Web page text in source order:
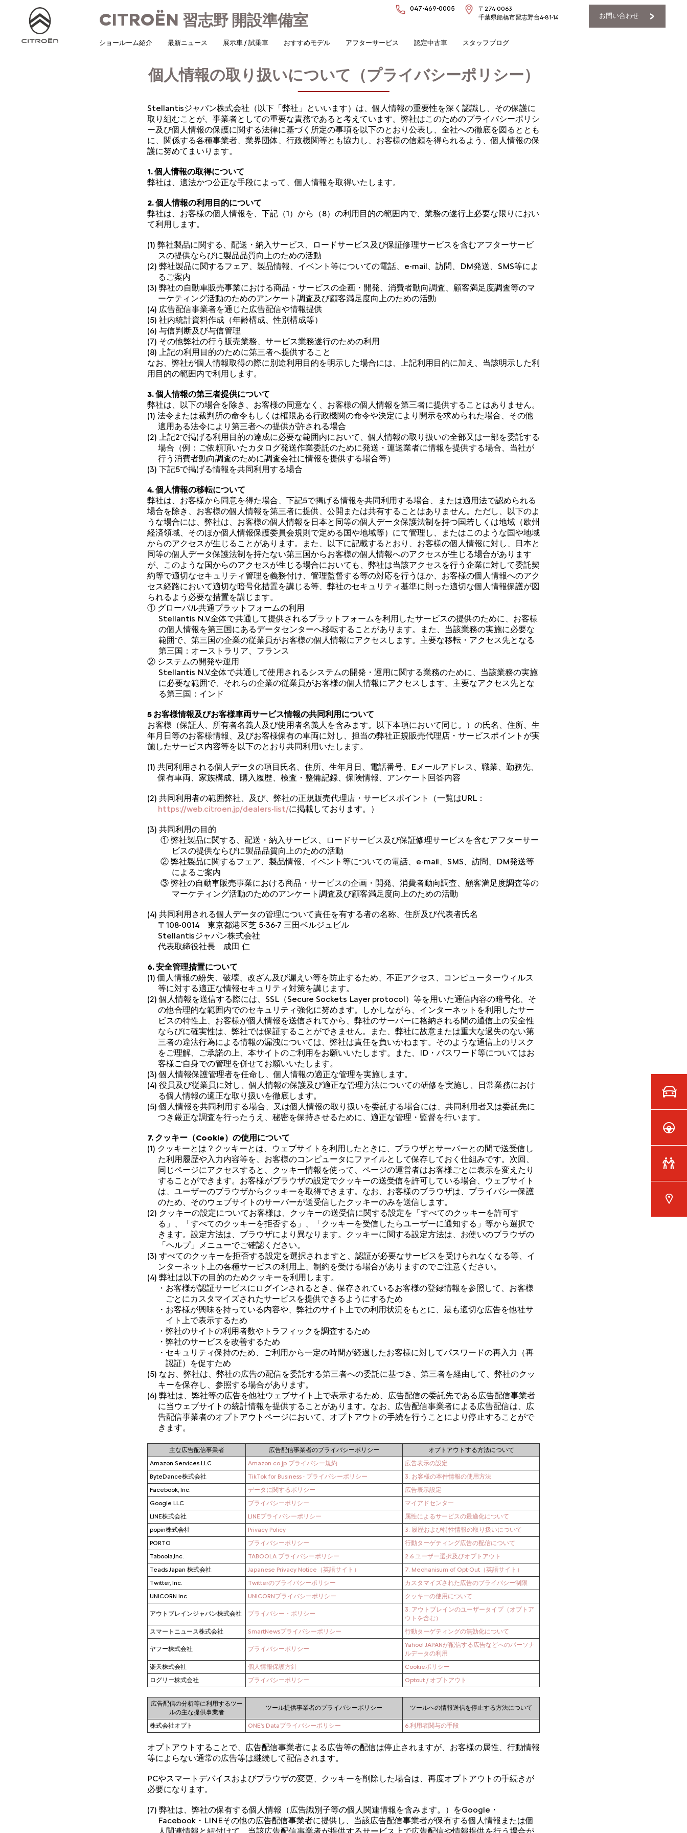
CITROËN 習志野 開設準備室
047-469-0005
〒274-0063
千葉県船橋市習志野台4-81-14
お問い合わせ
ショールーム紹介 最新ニュース 展示車 / 試乗車 おすすめモデル アフターサービス 認定中古車 スタッフブログ
個人情報の取り扱いについて（プライバシーポリシー）
Stellantisジャパン株式会社（以下「弊社」といいます）は、個人情報の重要性を深く認識し、その保護に
取り組むことが、事業者としての重要な責務であると考えています。弊社はこのためのプライバシーポリシ
ー及び個人情報の保護に関する法律に基づく所定の事項を以下のとおり公表し、全社への徹底を図るととも
に、関係する各種事業者、業界団体、行政機関等とも協力し、お客様の信頼を得られるよう、個人情報の保
護に努めてまいります。
1. 個人情報の取得について
弊社は、適法かつ公正な手段によって、個人情報を取得いたします。
2. 個人情報の利用目的について
弊社は、お客様の個人情報を、下記（1）から（8）の利用目的の範囲内で、業務の遂行上必要な限りにおい
て利用します。
(1) 弊社製品に関する、配送・納入サービス、ロードサービス及び保証修理サービスを含むアフターサービ
スの提供ならびに製品品質向上のための活動
(2) 弊社製品に関するフェア、製品情報、イベント等についての電話、e-mail、訪問、DM発送、SMS等によ
るご案内
(3) 弊社の自動車販売事業における商品・サービスの企画・開発、消費者動向調査、顧客満足度調査等のマ
ーケティング活動のためのアンケート調査及び顧客満足度向上のための活動
(4) 広告配信事業者を通じた広告配信や情報提供
(5) 社内統計資料作成（年齢構成、性別構成等）
(6) 与信判断及び与信管理
(7) その他弊社の行う販売業務、サービス業務遂行のための利用
(8) 上記の利用目的のために第三者へ提供すること
なお、弊社が個人情報取得の際に別途利用目的を明示した場合には、上記利用目的に加え、当該明示した利
用目的の範囲内で利用します。
3. 個人情報の第三者提供について
弊社は、以下の場合を除き、お客様の同意なく、お客様の個人情報を第三者に提供することはありません。
(1) 法令または裁判所の命令もしくは権限ある行政機関の命令や決定により開示を求められた場合、その他
適用ある法令により第三者への提供が許される場合
(2) 上記2で掲げる利用目的の達成に必要な範囲内において、個人情報の取り扱いの全部又は一部を委託する
場合（例：ご依頼頂いたカタログ発送作業委託のために発送・運送業者に情報を提供する場合、当社が
行う消費者動向調査のために調査会社に情報を提供する場合等）
(3) 下記5で掲げる情報を共同利用する場合
4. 個人情報の移転について
弊社は、お客様から同意を得た場合、下記5で掲げる情報を共同利用する場合、または適用法で認められる
場合を除き、お客様の個人情報を第三者に提供、公開または共有することはありません。ただし、以下のよ
うな場合には、弊社は、お客様の個人情報を日本と同等の個人データ保護法制を持つ国若しくは地域（欧州
経済領域、そのほか個人情報保護委員会規則で定める国や地域等）にて管理し、またはこのような国や地域
からのアクセスが生じることがあります。また、以下に記載するとおり、お客様の個人情報に対し、日本と
同等の個人データ保護法制を持たない第三国からお客様の個人情報へのアクセスが生じる場合があります
が、このような国からのアクセスが生じる場合においても、弊社は当該アクセスを行う企業に対して委託契
約等で適切なセキュリティ管理を義務付け、管理監督する等の対応を行うほか、お客様の個人情報へのアク
セス経路において適切な暗号化措置を講じる等、弊社のセキュリティ基準に則った適切な個人情報保護が図
られるよう必要な措置を講じます。
① グローバル共通プラットフォームの利用
Stellantis N.V.全体で共通して提供されるプラットフォームを利用したサービスの提供のために、お客様
の個人情報を第三国にあるデータセンターへ移転することがあります。また、当該業務の実施に必要な
範囲で、第三国の企業の従業員がお客様の個人情報にアクセスします。主要な移転・アクセス先となる
第三国：オーストラリア、フランス
② システムの開発や運用
Stellantis N.V.全体で共通して使用されるシステムの開発・運用に関する業務のために、当該業務の実施
に必要な範囲で、それらの企業の従業員がお客様の個人情報にアクセスします。主要なアクセス先とな
る第三国：インド
5 お客様情報及びお客様車両サービス情報の共同利用について
お客様（保証人、所有者名義人及び使用者名義人を含みます。以下本項において同じ。）の氏名、住所、生
年月日等のお客様情報、及びお客様保有の車両に対し、担当の弊社正規販売代理店・サービスポイントが実
施したサービス内容等を以下のとおり共同利用いたします。
(1) 共同利用される個人データの項目氏名、住所、生年月日、電話番号、Eメールアドレス、職業、勤務先、
保有車両、家族構成、購入履歴、検査・整備記録、保険情報、アンケート回答内容
(2) 共同利用者の範囲弊社、及び、弊社の正規販売代理店・サービスポイント（一覧はURL：
https://web.citroen.jp/dealers-list/に掲載しております。）
(3) 共同利用の目的
① 弊社製品に関する、配送・納入サービス、ロードサービス及び保証修理サービスを含むアフターサー
ビスの提供ならびに製品品質向上のための活動
② 弊社製品に関するフェア、製品情報、イベント等についての電話、e-mail、SMS、訪問、DM発送等
によるご案内
③ 弊社の自動車販売事業における商品・サービスの企画・開発、消費者動向調査、顧客満足度調査等の
マーケティング活動のためのアンケート調査及び顧客満足度向上のための活動
(4) 共同利用される個人データの管理について責任を有する者の名称、住所及び代表者氏名
〒108-0014 東京都港区芝 5-36-7 三田ベルジュビル
Stellantisジャパン株式会社
代表取締役社長 成田 仁
6. 安全管理措置について
(1) 個人情報の紛失、破壊、改ざん及び漏えい等を防止するため、不正アクセス、コンピューターウィルス
等に対する適正な情報セキュリティ対策を講じます。
(2) 個人情報を送信する際には、SSL（Secure Sockets Layer protocol）等を用いた通信内容の暗号化、そ
の他合理的な範囲内でのセキュリティ強化に努めます。しかしながら、インターネットを利用したサー
ビスの特性上、お客様が個人情報を送信されてから、弊社のサーバーに格納される間の通信上の安全性
ならびに確実性は、弊社では保証することができません。また、弊社に故意または重大な過失のない第
三者の違法行為による情報の漏洩については、弊社は責任を負いかねます。そのような通信上のリスク
をご理解、ご承諾の上、本サイトのご利用をお願いいたします。また、ID・パスワード等についてはお
客様ご自身での管理を併せてお願いいたします。
(3) 個人情報保護管理者を任命し、個人情報の適正な管理を実施します。
(4) 役員及び従業員に対し、個人情報の保護及び適正な管理方法についての研修を実施し、日常業務におけ
る個人情報の適正な取り扱いを徹底します。
(5) 個人情報を共同利用する場合、又は個人情報の取り扱いを委託する場合には、共同利用者又は委託先に
つき厳正な調査を行ったうえ、秘密を保持させるために、適正な管理・監督を行います。
7. クッキー（Cookie）の使用について
(1) クッキーとは？クッキーとは、ウェブサイトを利用したときに、ブラウザとサーバーとの間で送受信し
た利用履歴や入力内容等を、お客様のコンピュータにファイルとして保存しておく仕組みです。次回、
同じページにアクセスすると、クッキー情報を使って、ページの運営者はお客様ごとに表示を変えたり
することができます。お客様がブラウザの設定でクッキーの送受信を許可している場合、ウェブサイト
は、ユーザーのブラウザからクッキーを取得できます。なお、お客様のブラウザは、プライバシー保護
のため、そのウェブサイトのサーバーが送受信したクッキーのみを送信します。
(2) クッキーの設定についてお客様は、クッキーの送受信に関する設定を「すべてのクッキーを許可す
る」、「すべてのクッキーを拒否する」、「クッキーを受信したらユーザーに通知する」等から選択で
きます。設定方法は、ブラウザにより異なります。クッキーに関する設定方法は、お使いのブラウザの
「ヘルプ」メニューでご確認ください。
(3) すべてのクッキーを拒否する設定を選択されますと、認証が必要なサービスを受けられなくなる等、イ
ンターネット上の各種サービスの利用上、制約を受ける場合がありますのでご注意ください。
(4) 弊社は以下の目的のためクッキーを利用します。
・お客様が認証サービスにログインされるとき、保存されているお客様の登録情報を参照して、お客様
ごとにカスタマイズされたサービスを提供できるようにするため
・お客様が興味を持っている内容や、弊社のサイト上での利用状況をもとに、最も適切な広告を他社サ
イト上で表示するため
・弊社のサイトの利用者数やトラフィックを調査するため
・弊社のサービスを改善するため
・セキュリティ保持のため、ご利用から一定の時間が経過したお客様に対してパスワードの再入力（再
認証）を促すため
(5) なお、弊社は、弊社の広告の配信を委託する第三者への委託に基づき、第三者を経由して、弊社のクッ
キーを保存し、参照する場合があります。
(6) 弊社は、弊社等の広告を他社ウェブサイト上で表示するため、広告配信の委託先である広告配信事業者
に当ウェブサイトの統計情報を提供することがあります。なお、広告配信事業者による広告配信は、広
告配信事業者のオプトアウトページにおいて、オプトアウトの手続を行うことにより停止することがで
きます。
主な広告配信事業者 広告配信事業者のプライバシーポリシー
オプトアウトする方法について
Amazon Services LLC
Amazon.co.jp プライバシー規約
広告表示の設定
ByteDance株式会社
TikTok for Business - プライバシーポリシー
3. お客様の本件情報の使用方法
Facebook, Inc.
データに関するポリシー
広告表示設定
Google LLC
プライバシーポリシー
マイアドセンター
LINE株式会社
LINEプライバシーポリシー
属性によるサービスの最適化について
popin株式会社
Privacy Policy
3. 履歴および特性情報の取り扱いについて
PORTO
プライバシーポリシー
行動ターゲティング広告の配信について
Taboola,Inc.
TABOOLA プライバシーポリシー
2.6 ユーザー選択及びオプトアウト
Teads Japan 株式会社
Japanese Privacy Notice（英語サイト）
7. Mechanisum of Opt-Out（英語サイト）
Twitter, Inc.
Twitterのプライバシーポリシー
カスタマイズされた広告のプライバシー制限
UNICORN Inc.
UNICORNプライバシーポリシー クッキーの使用について
アウトブレインジャパン株式会社 プライバシー・ポリシー
3. アウトブレインのユーザータイプ（オプトア
ウトを含む）
スマートニュース株式会社
SmartNewsプライバシーポリシー 行動ターゲティングの無効化について
ヤフー株式会社 プライバシーポリシー
Yahoo! JAPANが配信する広告などへのパーソナ
ルデータの利用
楽天株式会社
個人情報保護方針
Cookieポリシー
ログリー株式会社
プライバシーポリシー Optout / オプトアウト
広告配信の分析等に利用するツー
ルの主な提供事業者
ツール提供事業者のプライバシーポリシー ツールへの情報送信を停止する方法について
株式会社オプト ONE's Dataプライバシーポリシー 6.利用者関与の手段
オプトアウトすることで、広告配信事業者による広告等の配信は停止されますが、お客様の属性、行動情報
等によらない通常の広告等は継続して配信されます。
PCやスマートデバイスおよびブラウザの変更、クッキーを削除した場合は、再度オプトアウトの手続きが
必要になります。
(7) 弊社は、弊社の保有する個人情報（広告識別子等の個人関連情報を含みます。）をGoogle・
Facebook・LINEその他の広告配信事業者に提供し、当該広告配信事業者が保有する個人情報または個